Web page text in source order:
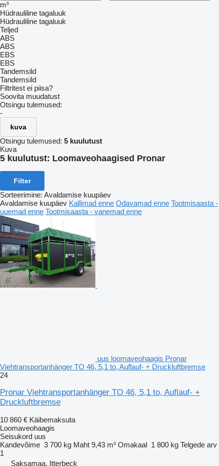
m³
Hüdrauliline tagaluuk
Hüdrauliline tagaluuk
Teljed
ABS
ABS
EBS
EBS
Tandemsild
Tandemsild
Filtritest ei piisa?
Soovita muudatust
Otsingu tulemused:
-
kuva
Otsingu tulemused: 5 kuulutust
Kuva
5 kuulutust: Loomaveohaagised Pronar
Filter
Sorteerimine: Avaldamise kuupäev
Avaldamise kuupäev Kallimad enne Odavamad enne Tootmisaasta -
uuemad enne Tootmisaasta - vanemad enne
uus loomaveohaagis Pronar
Viehtransportanhänger TO 46, 5,1 to, Auflauf- + Druckluftbremse
24
Pronar Viehtransportanhänger TO 46, 5,1 to, Auflauf- +
Druckluftbremse
10 860 € Käibemaksuta
Loomaveohaagis
Seisukord uus
Kandevõime 3 700 kg Maht 9,43 m³ Omakaal 1 800 kg Telgede arv
1
Saksamaa, Itterbeck